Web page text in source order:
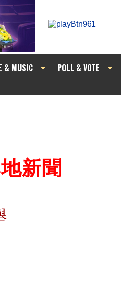
& MUSIC POLL & VOTE
新聞